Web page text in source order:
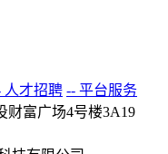
人才招聘 -- 平台服务
财富广场4号楼3A19